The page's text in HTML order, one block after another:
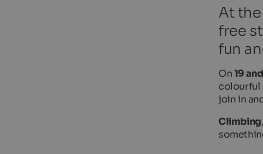
At
free
fun
On19
colourful
join in
Climbing